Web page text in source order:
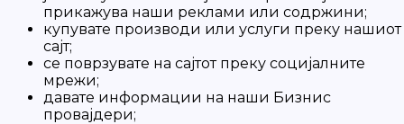
прикажува наши реклами или содржини;
купувате производи или услуги преку нашиот
сајт;
се поврзувате на сајтот преку социјалните
мрежи;
давате информации на наши Бизнис
провајдери;